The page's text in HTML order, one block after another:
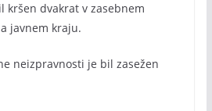
kršen dvakrat v zasebnem
javnem kraju.
neizpravnosti je bil zasežen